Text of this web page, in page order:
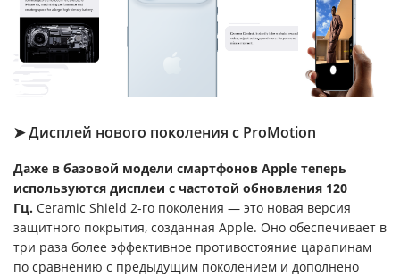
➤ Дисплей нового поколения с ProMotion
Даже в базовой модели смартфонов Apple теперь
используются дисплеи с частотой обновления 120
Гц. Ceramic Shield 2-го поколения — это новая версия
защитного покрытия, созданная Apple. Оно обеспечивает в
три раза более эффективное противостояние царапинам
по сравнению с предыдущим поколением и дополнено